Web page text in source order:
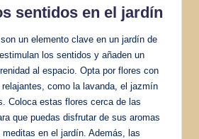
sentidos en el jardín
son un elemento clave en un jardín de
los sentidos y añaden un
al espacio. Opta por flores con
como la lavanda, el jazmín
Coloca estas flores cerca de las
que puedas disfrutar de sus aromas
en el jardín. Además, las